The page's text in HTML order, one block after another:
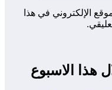
الإلكتروني في هذا
هذا الاسبوع